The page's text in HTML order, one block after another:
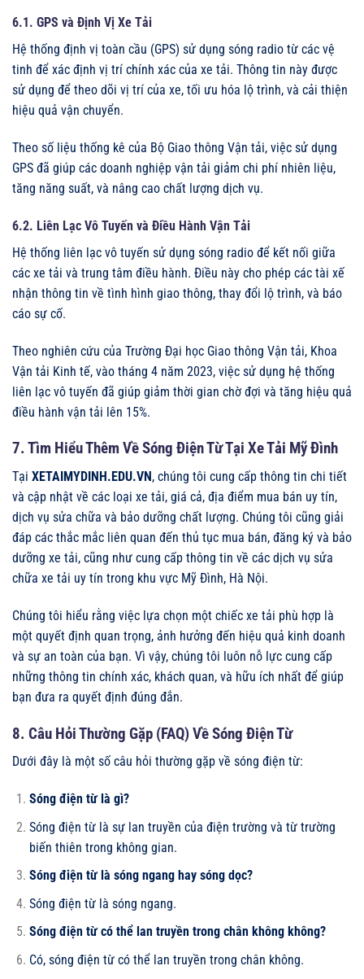
6.1. GPS và Định Vị Xe Tải
Hệ thống định vị toàn cầu (GPS) sử dụng sóng radio từ các vệ
tinh để xác định vị trí chính xác của xe tải. Thông tin này được
sử dụng để theo dõi vị trí của xe, tối ưu hóa lộ trình, và cải thiện
hiệu quả vận chuyển.
Theo số liệu thống kê của Bộ Giao thông Vận tải, việc sử dụng
GPS đã giúp các doanh nghiệp vận tải giảm chi phí nhiên liệu,
tăng năng suất, và nâng cao chất lượng dịch vụ.
6.2. Liên Lạc Vô Tuyến và Điều Hành Vận Tải
Hệ thống liên lạc vô tuyến sử dụng sóng radio để kết nối giữa
các xe tải và trung tâm điều hành. Điều này cho phép các tài xế
nhận thông tin về tình hình giao thông, thay đổi lộ trình, và báo
cáo sự cố.
Theo nghiên cứu của Trường Đại học Giao thông Vận tải, Khoa
Vận tải Kinh tế, vào tháng 4 năm 2023, việc sử dụng hệ thống
liên lạc vô tuyến đã giúp giảm thời gian chờ đợi và tăng hiệu quả
điều hành vận tải lên 15%.
7. Tìm Hiểu Thêm Về Sóng Điện Từ Tại Xe Tải Mỹ Đình
Tại XETAIMYDINH.EDU.VN, chúng tôi cung cấp thông tin chi tiết
và cập nhật về các loại xe tải, giá cả, địa điểm mua bán uy tín,
dịch vụ sửa chữa và bảo dưỡng chất lượng. Chúng tôi cũng giải
đáp các thắc mắc liên quan đến thủ tục mua bán, đăng ký và bảo
dưỡng xe tải, cũng như cung cấp thông tin về các dịch vụ sửa
chữa xe tải uy tín trong khu vực Mỹ Đình, Hà Nội.
Chúng tôi hiểu rằng việc lựa chọn một chiếc xe tải phù hợp là
một quyết định quan trọng, ảnh hưởng đến hiệu quả kinh doanh
và sự an toàn của bạn. Vì vậy, chúng tôi luôn nỗ lực cung cấp
những thông tin chính xác, khách quan, và hữu ích nhất để giúp
bạn đưa ra quyết định đúng đắn.
8. Câu Hỏi Thường Gặp (FAQ) Về Sóng Điện Từ
Dưới đây là một số câu hỏi thường gặp về sóng điện từ:
Sóng điện từ là gì?
Sóng điện từ là sự lan truyền của điện trường và từ trường
biến thiên trong không gian.
Sóng điện từ là sóng ngang hay sóng dọc?
Sóng điện từ là sóng ngang.
Sóng điện từ có thể lan truyền trong chân không không?
Có, sóng điện từ có thể lan truyền trong chân không.